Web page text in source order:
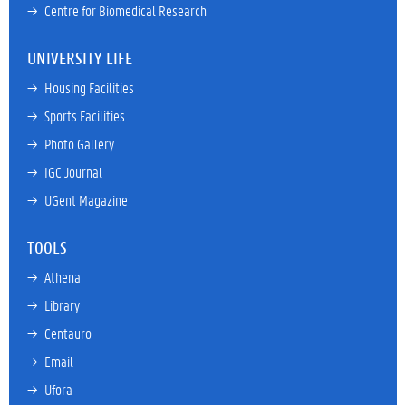
→ Centre for Biomedical Research
UNIVERSITY LIFE
→ Housing Facilities
→ Sports Facilities
→ Photo Gallery
→ IGC Journal
→ UGent Magazine
TOOLS
→ Athena
→ Library
→ Centauro
→ Email
→ Ufora